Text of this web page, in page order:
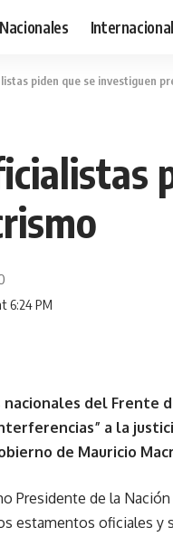
Nacionales
piden que se investiguen
6:24 PM
del Frente
a la
de Mauricio
Presidente de la
estamentos oficiales y